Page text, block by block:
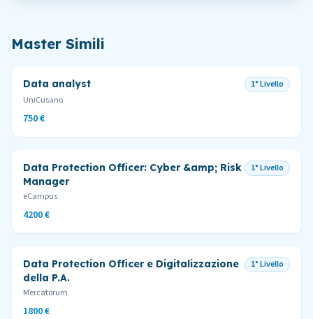
Master Simili
Data analyst
1° Livello
UniCusano
750 €
Data Protection Officer: Cyber &amp; Risk
Manager
1° Livello
eCampus
4200 €
Data Protection Officer e Digitalizzazione
della P.A.
1° Livello
Mercatorum
1800 €